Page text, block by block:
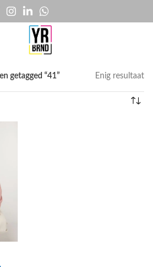
getagged “41” Enig resultaat